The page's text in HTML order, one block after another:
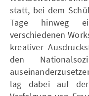
statt, bei dem
Tage hinweg
verschiedenen
kreativer
den
lag dabei auf